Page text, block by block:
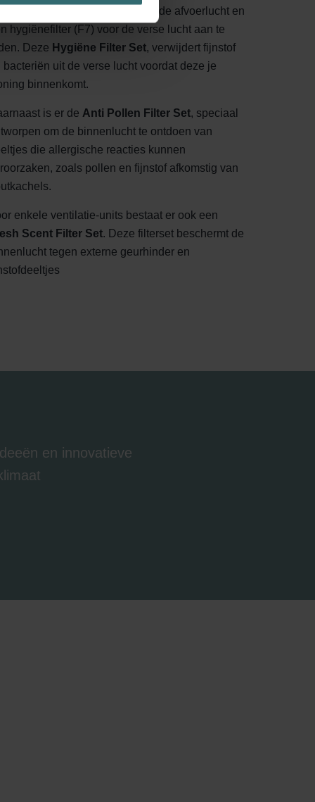
filterset met één groffilter voor de afvoerlucht en
hygiënefilter (F7) voor de verse lucht aan te
Deze Hygiëne Filter Set, verwijdert fijnstof
bacteriën uit de verse lucht voordat deze je
binnenkomt.
is er de Anti Pollen Filter Set, speciaal
om de binnenlucht te ontdoen van
die allergische reacties kunnen
zoals pollen en fijnstof afkomstig van
enkele ventilatie-units bestaat er ook een
Scent Filter Set. Deze filterset beschermt de
tegen externe geurhinder en
en innovatieve